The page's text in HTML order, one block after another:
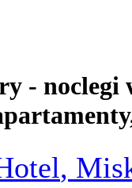
- noclegi
,